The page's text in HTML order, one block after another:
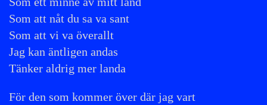
Som att nåt du sa va sant
Som att vi va överallt
Jag kan äntligen andas
Tänker aldrig mer landa
För den som kommer över där jag vart